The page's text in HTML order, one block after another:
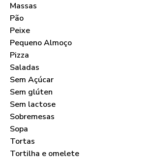
Massas
Pão
Peixe
Pequeno Almoço
Pizza
Saladas
Sem Açúcar
Sem glúten
Sem lactose
Sobremesas
Sopa
Tortas
Tortilha e omelete